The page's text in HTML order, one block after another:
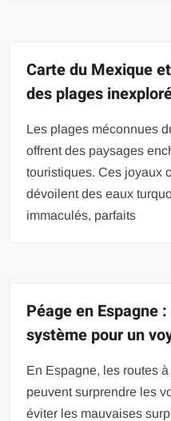
Carte du Mexique
des plages
Les plages méconnues
offrent des paysages
touristiques. Ces joyaux
dévoilent des eaux
immaculés, parfaits
Péage en Espagne
système pour un
En Espagne, les routes
peuvent surprendre les
éviter les mauvaises